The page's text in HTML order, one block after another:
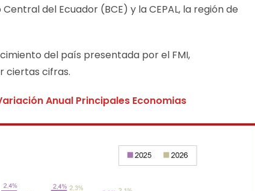
del Ecuador (BCE) y la CEPAL, la región de
del país presentada por el FMI,
ciertas cifras.
Anual Principales Economias